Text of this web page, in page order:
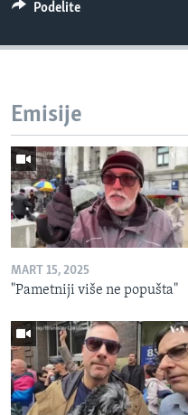
Podelite
Emisije
MART 15, 2025
"Pametniji više ne popušta"